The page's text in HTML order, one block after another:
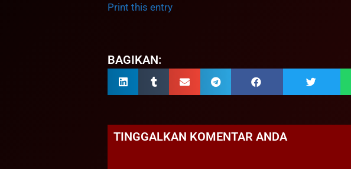
Print this entry
BAGIKAN:
TINGGALKAN KOMENTAR ANDA